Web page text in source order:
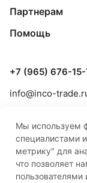
Партнерам
Помощь
+7 (965) 676-
info@inco-
Мы используем
специалистами
метрику" для
что позволяет